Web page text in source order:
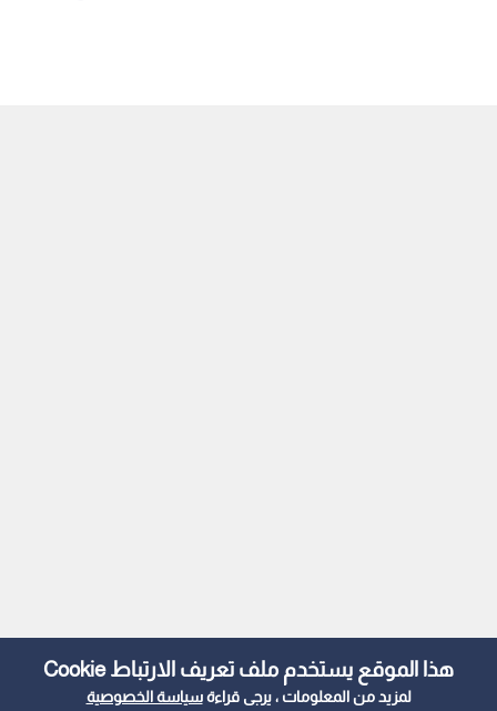
هذا الموقع يستخدم ملف تعريف الارتباط Cookie
لمزيد من المعلومات ، يرجى قراءةسياسة الخصوصية